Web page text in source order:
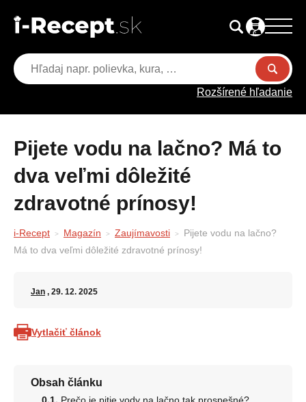
Rozšírené hľadanie
Pijete vodu na lačno? Má to
dva veľmi dôležité
zdravotné prínosy!
i-Recept Magazín Zaujímavosti
Pijete vodu na lačno?
Má to dva veľmi dôležité zdravotné prínosy!
Jan , 29. 12. 2025
Vytlačiť článok
Obsah článku